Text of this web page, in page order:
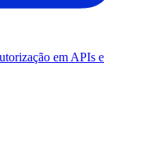
em APIs e